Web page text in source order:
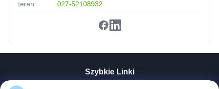
teren: 027-52108932
Szybkie Linki